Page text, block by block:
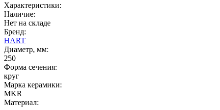
Характеристики:
Наличие:
Нет на складе
Бренд:
HART
Диаметр, мм:
250
Форма сечения:
круг
Марка керамики:
MKR
Материал: